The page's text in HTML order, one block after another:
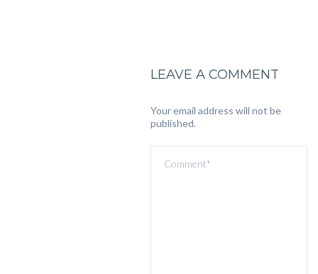
LEAVE A COMMENT
Your email address will not be
published.